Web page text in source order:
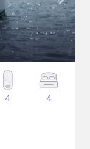
4 4